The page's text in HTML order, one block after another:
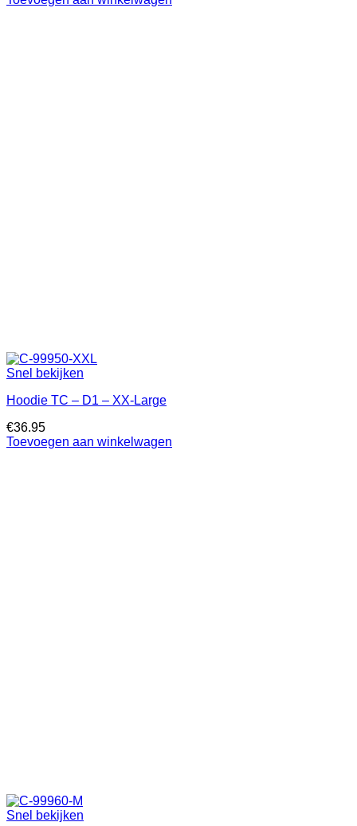
Snel bekijken
Hoodie TC – D1 – XX-Large
€36.95
Toevoegen aan winkelwagen
Snel bekijken